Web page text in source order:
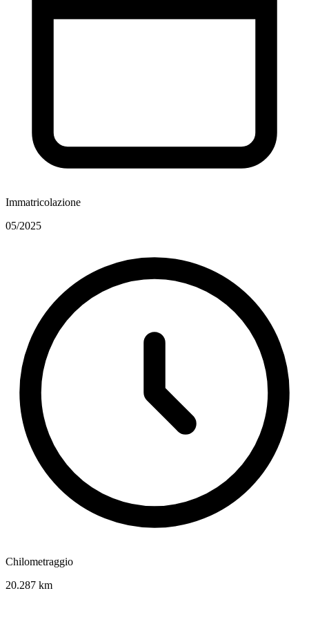
Immatricolazione
05/2025
Chilometraggio
20.287 km